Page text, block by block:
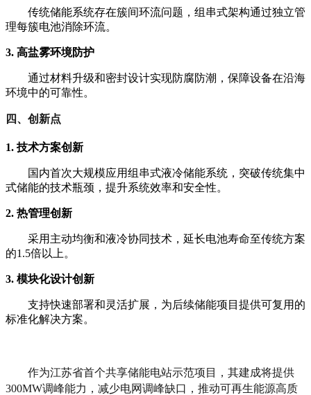
传统储能系统存在簇间环流问题，组串式架构通过独立管
理每簇电池消除环流。
3. 高盐雾环境防护
通过材料升级和密封设计实现防腐防潮，保障设备在沿海
环境中的可靠性。
四、创新点
1. 技术方案创新
国内首次大规模应用组串式液冷储能系统，突破传统集中
式储能的技术瓶颈，提升系统效率和安全性。
2. 热管理创新
采用主动均衡和液冷协同技术，延长电池寿命至传统方案
的1.5倍以上。
3. 模块化设计创新
支持快速部署和灵活扩展，为后续储能项目提供可复用的
标准化解决方案。
作为江苏省首个共享储能电站示范项目，其建成将提供
300MW调峰能力，减少电网调峰缺口，推动可再生能源高质